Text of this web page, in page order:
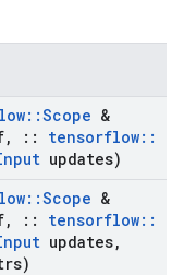
::Scope &
, :: tensorflow::
updates)
::Scope &
, :: tensorflow::
updates,